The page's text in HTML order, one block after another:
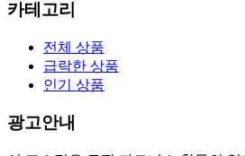
카테고리
전체 상품
급락한 상품
인기 상품
광고안내